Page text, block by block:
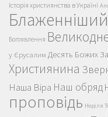
Історія християнства в Україні
Богоявлення
у Єрусалим Десять Божих
Християнина
Наша Віра Наш обряд
проповідь Неділя